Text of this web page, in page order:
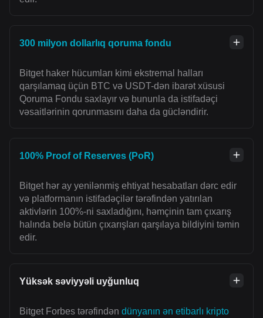
300 milyon dollarlıq qoruma fondu
Bitget haker hücumları kimi ekstremal halları
qarşılamaq üçün BTC və USDT-dən ibarət xüsusi
Qoruma Fondu saxlayır və bununla da istifadəçi
vəsaitlərinin qorunmasını daha da gücləndirir.
100% Proof of Reserves (PoR)
Bitget hər ay yenilənmiş ehtiyat hesabatları dərc edir
və platformanın istifadəçilər tərəfindən yatırılan
aktivlərin 100%-ni saxladığını, həmçinin tam çıxarış
halında belə bütün çıxarışları qarşılaya bildiyini təmin
edir.
Yüksək səviyyəli uyğunluq
Bitget Forbes tərəfindən dünyanın ən etibarlı kripto